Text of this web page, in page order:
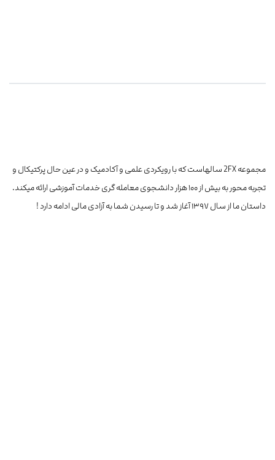
مجموعه 2FX سالهاست که با رویکردی علمی و آکادمیک و در عین حال پرکتیکال و
تجربه محور به بیش از ۱۰۰ هزار دانشجوی معامله گری خدمات آموزشی ارائه میکند.
داستان ما از سال ۱۳۹۷ آغاز شد و تا رسیدن شما به آزادی مالی ادامه دارد !